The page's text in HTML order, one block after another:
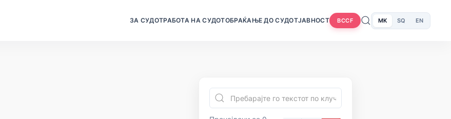
ЗА СУДОТРАБОТА НА СУДОТОБРАЌАЊЕ ДО СУДОТЈАВНОСТ BCCF MK SQ EN